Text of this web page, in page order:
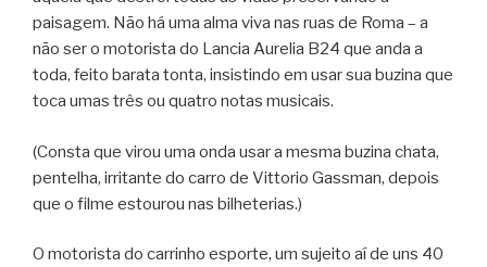
paisagem. Não há uma alma viva nas ruas de Roma – a
não ser o motorista do Lancia Aurelia B24 que anda a
toda, feito barata tonta, insistindo em usar sua buzina que
toca umas três ou quatro notas musicais.
(Consta que virou uma onda usar a mesma buzina chata,
pentelha, irritante do carro de Vittorio Gassman, depois
que o filme estourou nas bilheterias.)
O motorista do carrinho esporte, um sujeito aí de uns 40